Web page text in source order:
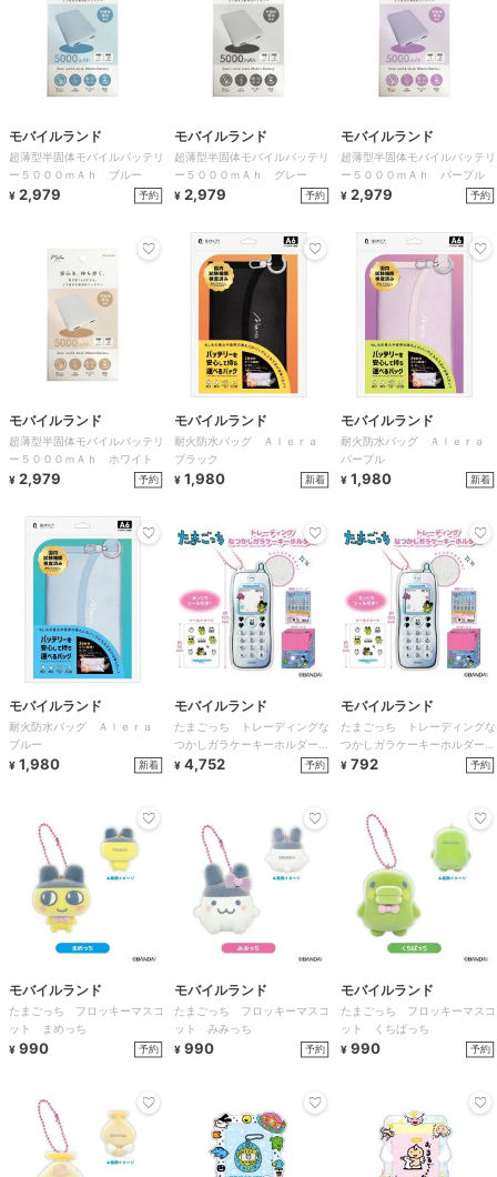
モバイルランド
超薄型半固体モバイルバッテリ
ー５０００ｍＡｈ ブルー
¥ 2,979 予約
モバイルランド
超薄型半固体モバイルバッテリ
ー５０００ｍＡｈ グレー
¥ 2,979 予約
モバイルランド
超薄型半固体モバイルバッテリ
ー５０００ｍＡｈ パープル
¥ 2,979 予約
モバイルランド
超薄型半固体モバイルバッテリ
ー５０００ｍＡｈ ホワイト
¥ 2,979 予約
モバイルランド
耐火防水バッグ Ａｌｅｒａ
ブラック
¥ 1,980 新着
モバイルランド
耐火防水バッグ Ａｌｅｒａ
パープル
¥ 1,980 新着
モバイルランド
耐火防水バッグ Ａｌｅｒａ
ブルー
¥ 1,980 新着
モバイルランド
たまごっち トレーディングな
つかしガラケーキーホルダー
ＢＯＸ
¥ 4,752 予約
モバイルランド
たまごっち トレーディングな
つかしガラケーキーホルダー
単品ブラインド
¥ 792 予約
モバイルランド
たまごっち フロッキーマスコ
ット まめっち
¥ 990 予約
モバイルランド
たまごっち フロッキーマスコ
ット みみっち
¥ 990 予約
モバイルランド
たまごっち フロッキーマスコ
ット くちぱっち
¥ 990 予約